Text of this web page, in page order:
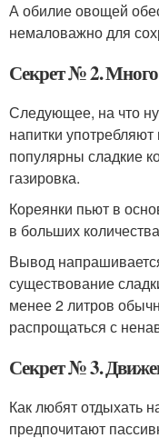
А обилие овощей
немаловажно для
Секрет № 2.
Следующее, на что
напитки
популярны сладкие
газировка.
Кореянки пьют в
в больших
Вывод
существование
менее 2 литров
распрощаться с
Секрет № 3.
Как любят отдыхать
предпочитают